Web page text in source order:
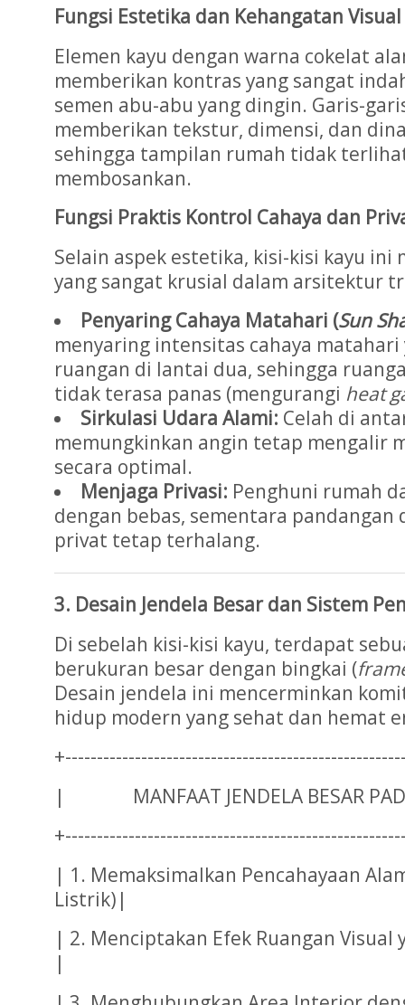
Fungsi Estetika dan Kehangatan Visual
Elemen kayu dengan warna cokelat
memberikan kontras yang sangat
semen abu-abu yang dingin. Garis-
memberikan tekstur, dimensi, dan
sehingga tampilan rumah tidak
membosankan.
Fungsi Praktis Kontrol Cahaya dan
Selain aspek estetika, kisi-kisi kayu ini
yang sangat krusial dalam arsitektur
Penyaring Cahaya Matahari (Sun
menyaring intensitas cahaya matahari
ruangan di lantai dua, sehingga
tidak terasa panas (mengurangi heat
Sirkulasi Udara Alami: Celah di
memungkinkan angin tetap mengalir
secara optimal.
Menjaga Privasi: Penghuni rumah
dengan bebas, sementara pandangan
privat tetap terhalang.
3. Desain Jendela Besar dan Sistem
Di sebelah kisi-kisi kayu, terdapat
berukuran besar dengan bingkai (
Desain jendela ini mencerminkan
hidup modern yang sehat dan hemat
| MANFAAT JENDELA BESAR
| 1. Memaksimalkan Pencahayaan
Listrik)|
| 2. Menciptakan Efek Ruangan Visual
|